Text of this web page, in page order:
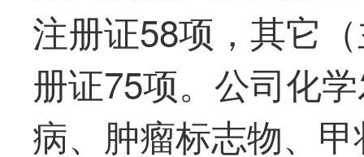
注册证58项，其它
册证75项。公司化
病、肿瘤标志物、